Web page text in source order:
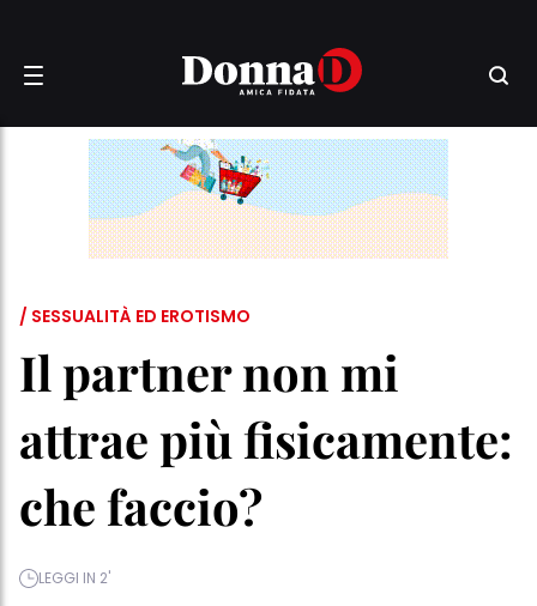
/ SESSUALITÀ ED EROTISMO
Il partner non mi
attrae più fisicamente:
che faccio?
LEGGI IN 2'